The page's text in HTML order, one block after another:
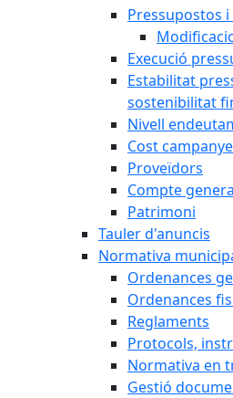
Pressupostos
Execució
Estabilitat
sostenibilitat
Nivell
Cost
Proveïdors
Compte
Patrimoni
Tauler d'anuncis
Normativa
Ordenances
Ordenances
Reglaments
Protocols,
Normativa en
Gestió